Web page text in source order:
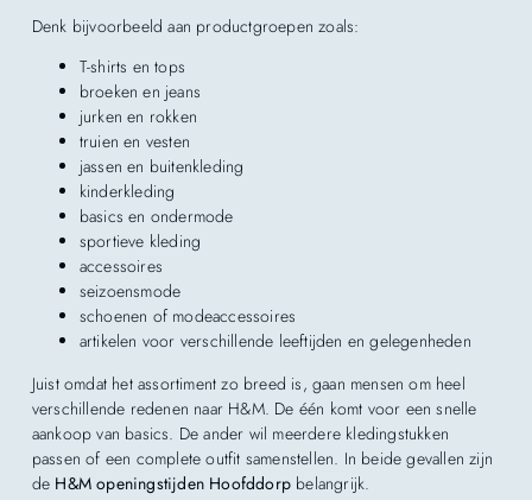
Denk bijvoorbeeld aan productgroepen zoals:
T-shirts en tops
broeken en jeans
jurken en rokken
truien en vesten
jassen en buitenkleding
kinderkleding
basics en ondermode
sportieve kleding
accessoires
seizoensmode
schoenen of modeaccessoires
artikelen voor verschillende leeftijden en gelegenheden
Juist omdat het assortiment zo breed is, gaan mensen om heel
verschillende redenen naar H&M. De één komt voor een snelle
aankoop van basics. De ander wil meerdere kledingstukken
passen of een complete outfit samenstellen. In beide gevallen zijn
de H&M openingstijden Hoofddorp belangrijk.